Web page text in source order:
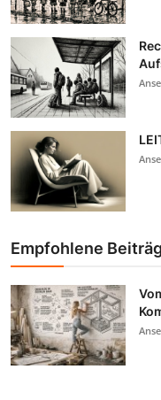
Empfohlene